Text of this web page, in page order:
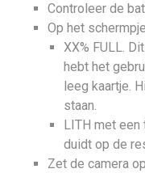
Controleer de
Op het
XX% FULL.
hebt het
leeg kaartje.
staan.
LITH met
duidt op de
Zet de camera